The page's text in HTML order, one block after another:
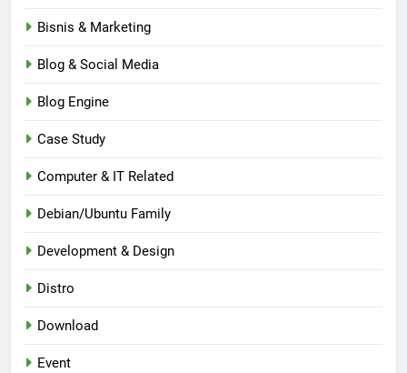
Bisnis & Marketing
Blog & Social Media
Blog Engine
Case Study
Computer & IT Related
Debian/Ubuntu Family
Development & Design
Distro
Download
Event